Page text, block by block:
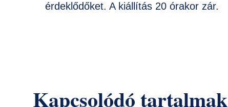
érdeklődőket. A kiállítás 20 órakor zár.
Kapcsolódó tartalmak